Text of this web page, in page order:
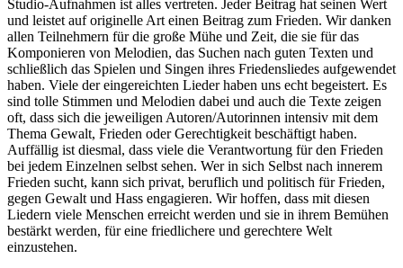
Studio-Aufnahmen ist alles vertreten. Jeder Beitrag hat seinen Wert
und leistet auf originelle Art einen Beitrag zum Frieden. Wir danken
allen Teilnehmern für die große Mühe und Zeit, die sie für das
Komponieren von Melodien, das Suchen nach guten Texten und
schließlich das Spielen und Singen ihres Friedensliedes aufgewendet
haben. Viele der eingereichten Lieder haben uns echt begeistert. Es
sind tolle Stimmen und Melodien dabei und auch die Texte zeigen
oft, dass sich die jeweiligen Autoren/Autorinnen intensiv mit dem
Thema Gewalt, Frieden oder Gerechtigkeit beschäftigt haben.
Auffällig ist diesmal, dass viele die Verantwortung für den Frieden
bei jedem Einzelnen selbst sehen. Wer in sich Selbst nach innerem
Frieden sucht, kann sich privat, beruflich und politisch für Frieden,
gegen Gewalt und Hass engagieren. Wir hoffen, dass mit diesen
Liedern viele Menschen erreicht werden und sie in ihrem Bemühen
bestärkt werden, für eine friedlichere und gerechtere Welt
einzustehen.